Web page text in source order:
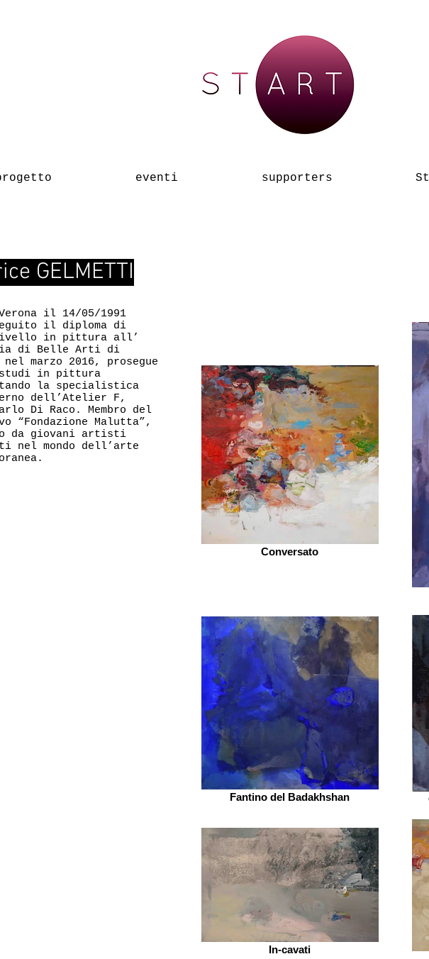
eventi supporters
GELMETTI
il 14/05/1991
il diploma di
in pittura all’
di Belle Arti di
nel marzo 2016, prosegue
in pittura
la specialistica
dell’Atelier F,
Di Raco. Membro del
“Fondazione Malutta”,
da giovani artisti
nel mondo dell’arte
Conversato
Fantino del Badakhshan
In-cavati